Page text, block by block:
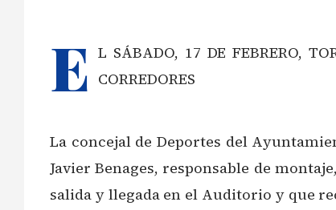
E L SÁBADO, 17 DE FEBRERO,
CORREDORES
La concejal de Deportes del
Javier Benages, responsable de
salida y llegada en el Auditorio y que